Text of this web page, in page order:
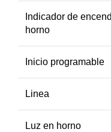
Indicador de
horno
Inicio programable
Linea
Luz en horno